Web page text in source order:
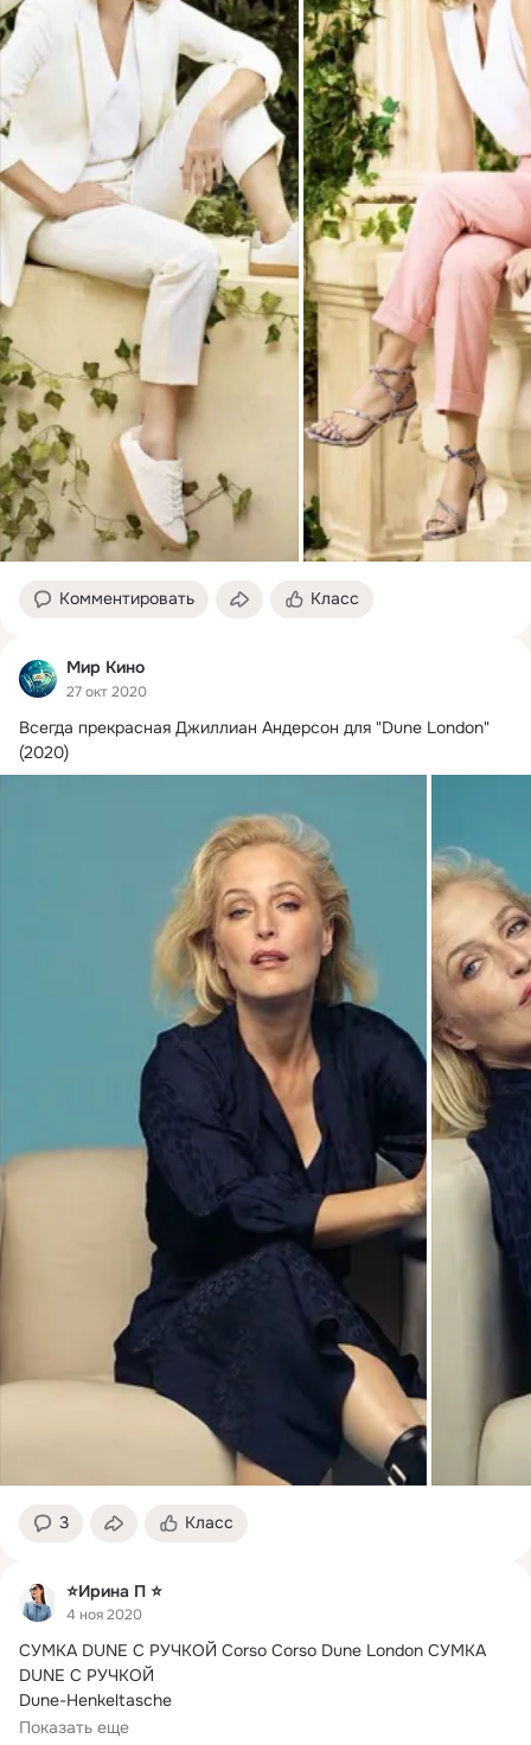
Комментировать Класс
Мир Кино
27 окт 2020
Всегда прекрасная Джиллиан Андерсон для "Dune London"
(2020)
3 Класс
⭐Ирина П ⭐
4 ноя 2020
СУМКА DUNE С РУЧКОЙ Corso Corso Dune London СУМКА
DUNE С РУЧКОЙ
Dune-Henkeltasche
Скидка -88% Выгодно!
Показать еще